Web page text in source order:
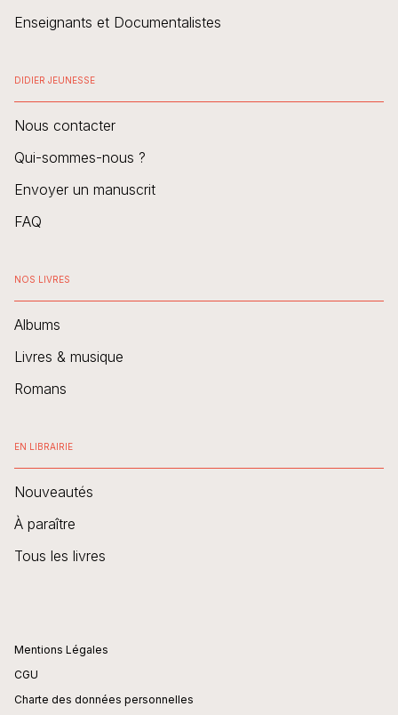
Enseignants et Documentalistes
DIDIER JEUNESSE
Nous contacter
Qui-sommes-nous ?
Envoyer un manuscrit
FAQ
NOS LIVRES
Albums
Livres & musique
Romans
EN LIBRAIRIE
Nouveautés
À paraître
Tous les livres
Mentions Légales
CGU
Charte des données personnelles